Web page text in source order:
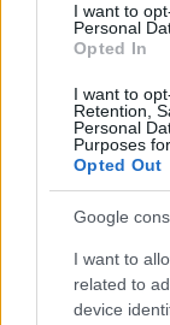
I want to
Personal
Opted In
I want to
Retention,
Personal
Purposes
Opted Out
Google
I want to
related to
device
perdere la
manifesti più
governatore è
costituzionali
frustrazione
gente sta
Walters,
.
vincitori e
essenziali, è